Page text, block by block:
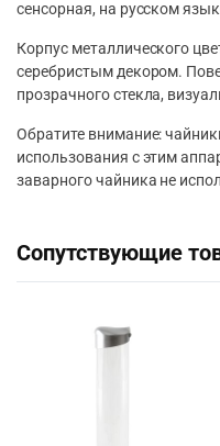
сенсорная, на русском
Корпус металлического
серебристым декором.
прозрачного стекла,
Обратите внимание:
использования с этим
заварного чайника не
Сопутствующие